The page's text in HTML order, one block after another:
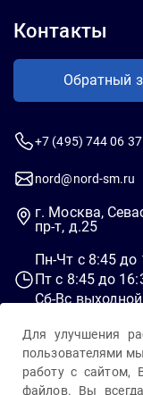
Контакты
Обратный
+7 (495) 744 06 37
nord@nord-sm.ru
г. Москва,
пр-т, д.25
Пн-Чт c 8:45 до
Пт c 8:45 до
Сб-Вс выходной
Для улучшения
пользователями
работу с сайтом,
файлов. Вы